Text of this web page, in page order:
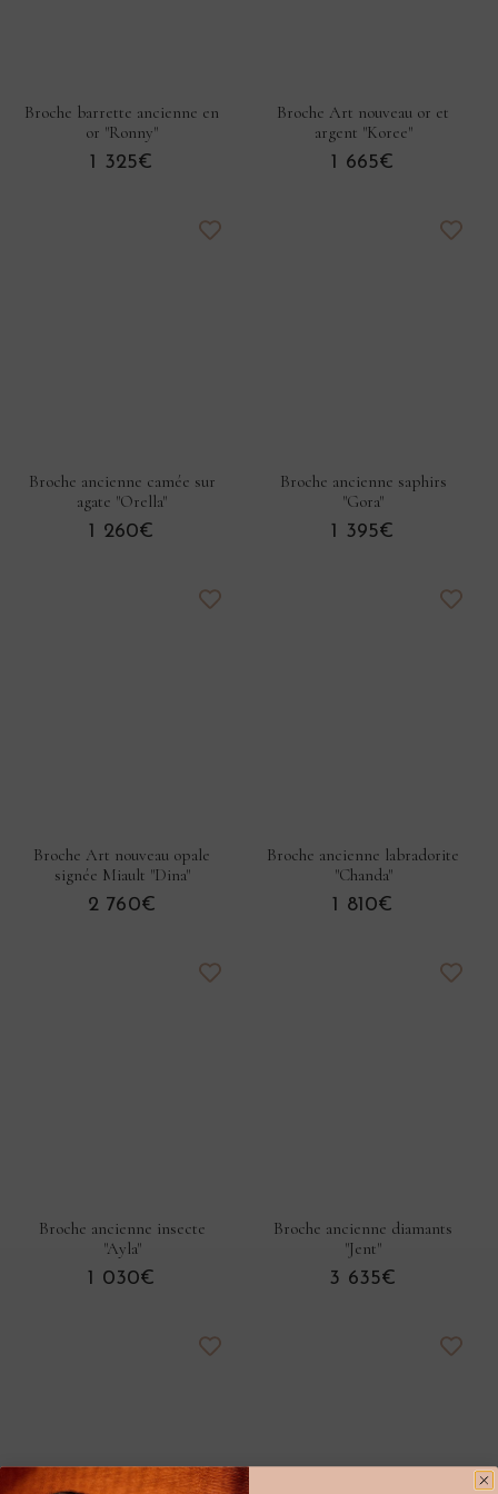
Broche barrette ancienne en
or "Ronny"
1 325€
Broche Art nouveau or et
argent "Koree"
1 665€
Broche ancienne camée sur
agate "Orella"
1 260€
Broche ancienne saphirs
"Gora"
1 395€
Broche Art nouveau opale
signée Miault "Dina"
2 760€
Broche ancienne labradorite
"Chanda"
1 810€
Broche ancienne insecte
"Ayla"
1 030€
Broche ancienne diamants
"Jent"
3 635€